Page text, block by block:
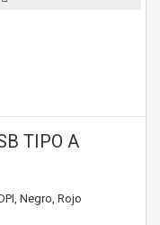
TIPO A
Negro, Rojo